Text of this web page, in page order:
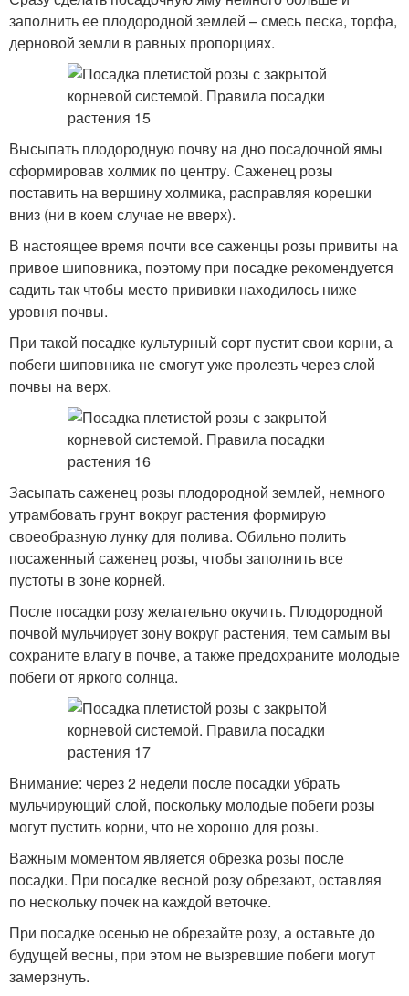
заполнить ее плодородной землей – смесь песка, торфа,
дерновой земли в равных пропорциях.
Высыпать плодородную почву на дно посадочной ямы
сформировав холмик по центру. Саженец розы
поставить на вершину холмика, расправляя корешки
вниз (ни в коем случае не вверх).
В настоящее время почти все саженцы розы привиты на
привое шиповника, поэтому при посадке рекомендуется
садить так чтобы место прививки находилось ниже
уровня почвы.
При такой посадке культурный сорт пустит свои корни, а
побеги шиповника не смогут уже пролезть через слой
почвы на верх.
Засыпать саженец розы плодородной землей, немного
утрамбовать грунт вокруг растения формирую
своеобразную лунку для полива. Обильно полить
посаженный саженец розы, чтобы заполнить все
пустоты в зоне корней.
После посадки розу желательно окучить. Плодородной
почвой мульчирует зону вокруг растения, тем самым вы
сохраните влагу в почве, а также предохраните молодые
побеги от яркого солнца.
Внимание: через 2 недели после посадки убрать
мульчирующий слой, поскольку молодые побеги розы
могут пустить корни, что не хорошо для розы.
Важным моментом является обрезка розы после
посадки. При посадке весной розу обрезают, оставляя
по нескольку почек на каждой веточке.
При посадке осенью не обрезайте розу, а оставьте до
будущей весны, при этом не вызревшие побеги могут
замерзнуть.